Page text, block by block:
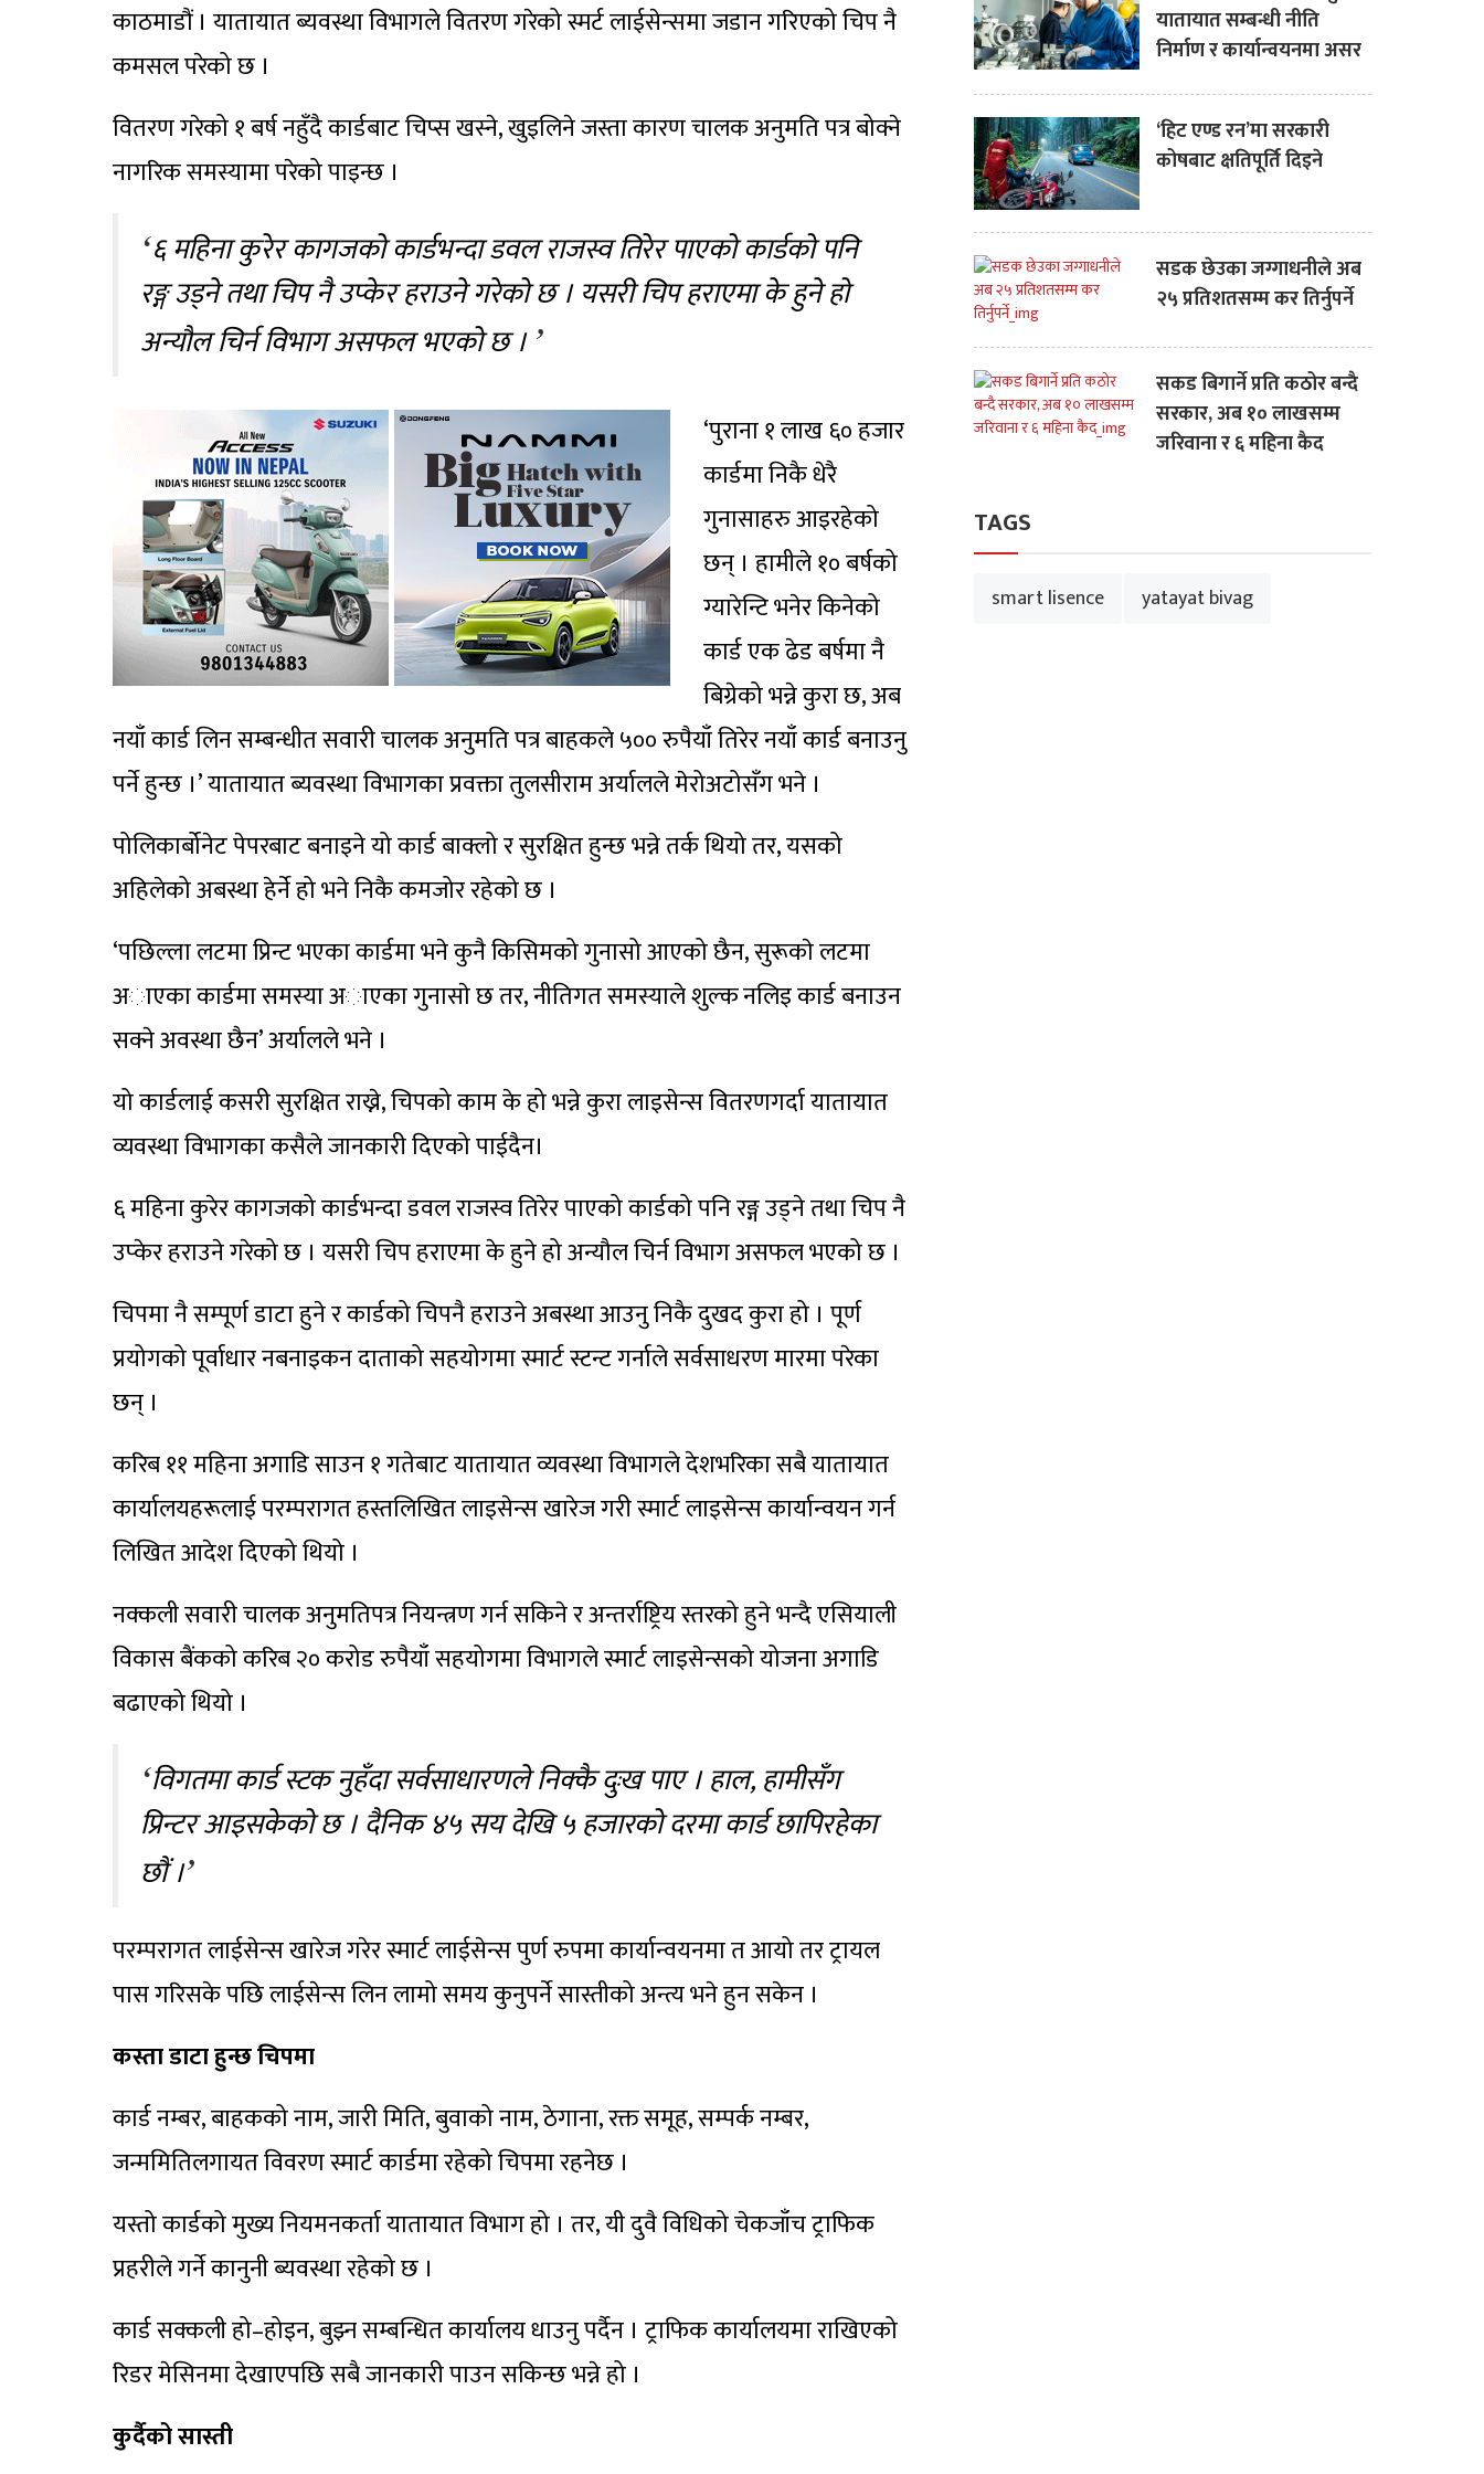
काठमाडौं । यातायात ब्यवस्था विभागले वितरण गरेको स्मर्ट लाईसेन्समा जडान गरिएको चिप नै
कमसल परेको छ ।
वितरण गरेको १ बर्ष नहुँदै कार्डबाट चिप्स खस्ने, खुइलिने जस्ता कारण चालक अनुमति पत्र बोक्ने
नागरिक समस्यामा परेको पाइन्छ ।
६ महिना कुरेर कागजको कार्डभन्दा डवल राजस्व तिरेर पाएको कार्डको पनि
रङ्ग उड्ने तथा चिप नै उप्केर हराउने गरेको छ । यसरी चिप हराएमा के हुने हो
अन्यौल चिर्न विभाग असफल भएको छ ।
‘पुराना १ लाख ६० हजार
कार्डमा निकै धेरै
गुनासाहरु आइरहेको
छन् । हामीले १० बर्षको
ग्यारेन्टि भनेर किनेको
कार्ड एक ढेड बर्षमा नै
बिग्रेको भन्ने कुरा छ, अब
नयाँ कार्ड लिन सम्बन्धीत सवारी चालक अनुमति पत्र बाहकले ५०० रुपैयाँ तिरेर नयाँ कार्ड बनाउनु
पर्ने हुन्छ ।’ यातायात ब्यवस्था विभागका प्रवक्ता तुलसीराम अर्यालले मेरोअटोसँग भने ।
पोलिकार्बोनेट पेपरबाट बनाइने यो कार्ड बाक्लो र सुरक्षित हुन्छ भन्ने तर्क थियो तर, यसको
अहिलेको अबस्था हेर्ने हो भने निकै कमजोर रहेको छ ।
‘पछिल्ला लटमा प्रिन्ट भएका कार्डमा भने कुनै किसिमको गुनासो आएको छैन, सुरूकाे लटमा
अाएका कार्डमा समस्या अाएका गुनासाे छ तर, नीतिगत समस्याले शुल्क नलिइ कार्ड बनाउन
सक्ने अवस्था छैन’ अर्यालले भने ।
यो कार्डलाई कसरी सुरक्षित राख्ने, चिपको काम के हो भन्ने कुरा लाइसेन्स वितरणगर्दा यातायात
व्यवस्था विभागका कसैले जानकारी दिएको पाईदैन।
६ महिना कुरेर कागजको कार्डभन्दा डवल राजस्व तिरेर पाएको कार्डको पनि रङ्ग उड्ने तथा चिप नै
उप्केर हराउने गरेको छ । यसरी चिप हराएमा के हुने हो अन्यौल चिर्न विभाग असफल भएको छ ।
चिपमा नै सम्पूर्ण डाटा हुने र कार्डको चिपनै हराउने अबस्था आउनु निकै दुखद कुरा हो । पूर्ण
प्रयोगको पूर्वाधार नबनाइकन दाताको सहयोगमा स्मार्ट स्टन्ट गर्नाले सर्वसाधरण मारमा परेका
छन् ।
करिब ११ महिना अगाडि साउन १ गतेबाट यातायात व्यवस्था विभागले देशभरिका सबै यातायात
कार्यालयहरूलाई परम्परागत हस्तलिखित लाइसेन्स खारेज गरी स्मार्ट लाइसेन्स कार्यान्वयन गर्न
लिखित आदेश दिएको थियो ।
नक्कली सवारी चालक अनुमतिपत्र नियन्त्रण गर्न सकिने र अन्तर्राष्ट्रिय स्तरको हुने भन्दै एसियाली
विकास बैंकको करिब २० करोड रुपैयाँ सहयोगमा विभागले स्मार्ट लाइसेन्सको योजना अगाडि
बढाएको थियो ।
विगतमा कार्ड स्टक नुहँदा सर्वसाधारणले निक्कै दुःख पाए । हाल, हामीसँग
प्रिन्टर आइसकेको छ । दैनिक ४५ सय देखि ५ हजारको दरमा कार्ड छापिरहेका
छौं ।
परम्परागत लाईसेन्स खारेज गरेर स्मार्ट लाईसेन्स पुर्ण रुपमा कार्यान्वयनमा त आयो तर ट्रायल
पास गरिसके पछि लाईसेन्स लिन लामो समय कुनुपर्ने सास्तीको अन्त्य भने हुन सकेन ।
कस्ता डाटा हुन्छ चिपमा
कार्ड नम्बर, बाहकको नाम, जारी मिति, बुवाको नाम, ठेगाना, रक्त समूह, सम्पर्क नम्बर,
जन्ममितिलगायत विवरण स्मार्ट कार्डमा रहेको चिपमा रहनेछ ।
यस्तो कार्डको मुख्य नियमनकर्ता यातायात विभाग हो । तर, यी दुवै विधिको चेकजाँच ट्राफिक
प्रहरीले गर्ने कानुनी ब्यवस्था रहेको छ ।
कार्ड सक्कली हो–होइन, बुझ्न सम्बन्धित कार्यालय धाउनु पर्दैन । ट्राफिक कार्यालयमा राखिएको
रिडर मेसिनमा देखाएपछि सबै जानकारी पाउन सकिन्छ भन्ने हो ।
कुर्दैको सास्ती
यातायात सम्बन्धी नीति
निर्माण र कार्यान्वयनमा असर
‘हिट एण्ड रन’मा सरकारी
कोषबाट क्षतिपूर्ति दिइने
सडक छेउका जग्गाधनीले अब
२५ प्रतिशतसम्म कर तिर्नुपर्ने
सकड बिगार्ने प्रति कठोर बन्दै
सरकार, अब १० लाखसम्म
जरिवाना र ६ महिना कैद
TAGS
smart lisence yatayat bivag